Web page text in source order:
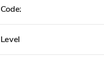
Code:
Level